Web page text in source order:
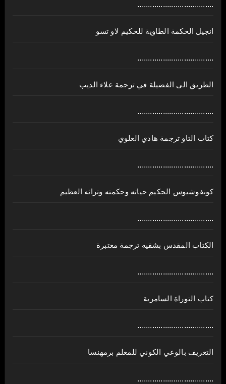
....................................
انجيل الحكمة الطاوية للحكيم لاو تسو
....................................
الطريق الى الفضيلة في ترجمة علاء الديب
....................................
كتاب التاو ترجمة هادي العلوي
....................................
كونفوشيوس الحكيم حياته وحكمته وتراثه العظيم
....................................
الكتاب المقدس بشقيه ترجمة معتبرة
....................................
كتاب التوراة السامرية
....................................
ﺍﻟﺘﻌﺮﻳﻒ ﺑﺎﻟﻮﻋﻲ ﺍﻟﻜﻮﻧﻲ للمعلم برمهنسا
....................................